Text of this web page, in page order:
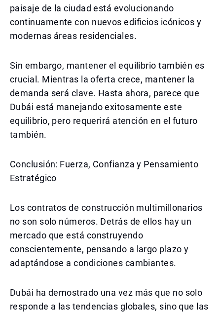
paisaje de la ciudad está evolucionando
continuamente con nuevos edificios icónicos y
modernas áreas residenciales.
Sin embargo, mantener el equilibrio también es
crucial. Mientras la oferta crece, mantener la
demanda será clave. Hasta ahora, parece que
Dubái está manejando exitosamente este
equilibrio, pero requerirá atención en el futuro
también.
Conclusión: Fuerza, Confianza y Pensamiento
Estratégico
Los contratos de construcción multimillonarios
no son solo números. Detrás de ellos hay un
mercado que está construyendo
conscientemente, pensando a largo plazo y
adaptándose a condiciones cambiantes.
Dubái ha demostrado una vez más que no solo
responde a las tendencias globales, sino que las